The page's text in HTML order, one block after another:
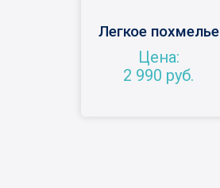
Легкое похмелье
Цена:
2 990 руб.